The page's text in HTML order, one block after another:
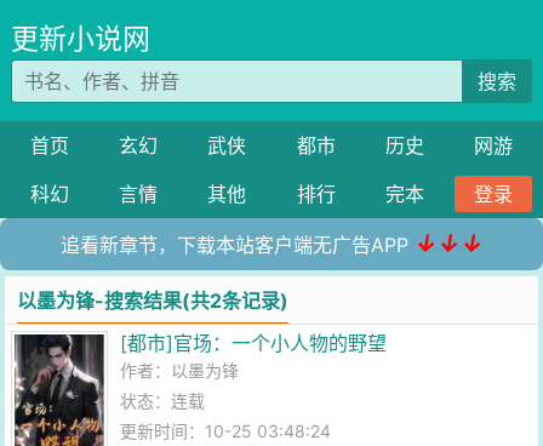
更新小说网
搜索
首页 玄幻 武侠 都市 历史
网游
科幻
言情 其他 排行 完本 登录
追看新章节，下载本站客户端无广告APP ↓↓↓
以墨为锋-搜索结果(共2条记录)
[都市]官场：一个小人物的野望
作者： 以墨为锋
状态：连载
更新时间：10-25 03:48:24